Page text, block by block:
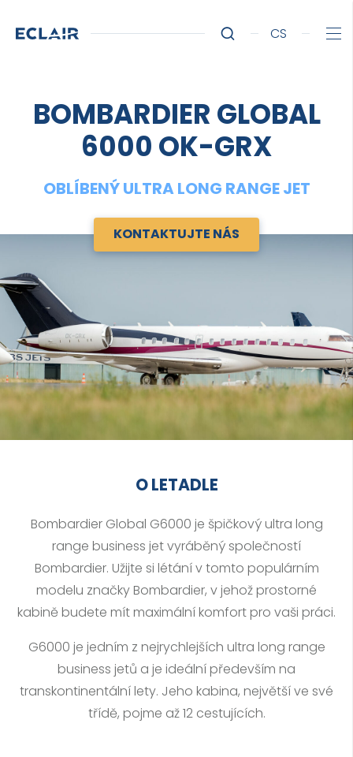
CS
BOMBARDIER GLOBAL
6000 OK-GRX
OBLÍBENÝ ULTRA LONG RANGE JET
KONTAKTUJTE NÁS
O LETADLE
Bombardier Global G6000 je špičkový ultra long
range business jet vyráběný společností
Bombardier. Užijte si létání v tomto populárním
modelu značky Bombardier, v jehož prostorné
kabině budete mít maximální komfort pro vaši práci.
G6000 je jedním z nejrychlejších ultra long range
business jetů a je ideální především na
transkontinentální lety. Jeho kabina, největší ve své
třídě, pojme až 12 cestujících.